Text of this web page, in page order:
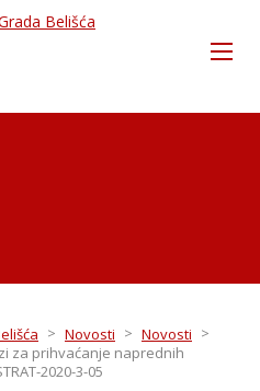
> Novosti > Novosti >
za prihvaćanje naprednih
2020-3-05